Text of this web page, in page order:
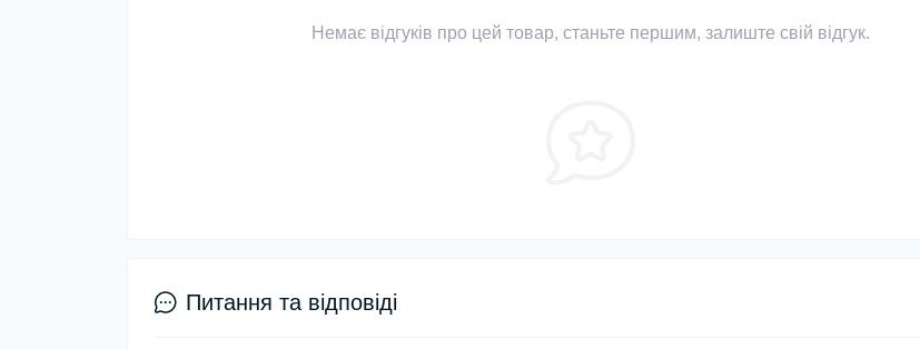
Немає відгуків про цей товар, станьте першим, залиште свій відгук.
Питання та відповіді